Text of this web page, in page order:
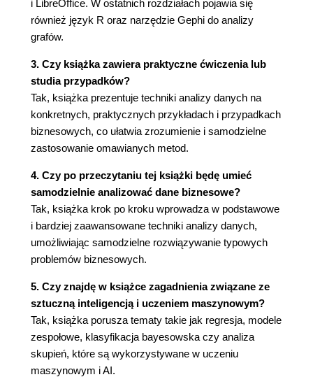
Początkowy zbiór danych 57
Określanie tego, co chcemy mierzyć 57
linii prostej 61
Odległość dla wszystkich! 64
Określanie położenia środków klastrów 66
Analiza uzyskanych wyników 68
Ustalanie najlepszej oferty dla danego klastra
69
Sylwetka podziału - dobry sposób na
określenie optymalnej liczby klastrów 74
A może potrzebujesz pięciu klastrów? 81
Dzielenie klientów na pięć klastrów za
pomocą narzędzia Solver 81
Ustalanie najlepszych ofert dla wszystkich
Określanie sylwetki podziału na pięć klastrów
85
Podział na grupy za pomocą algorytmu k-
medioidów i asymetryczny pomiar odległości 87
Podział na grupy za pomocą metody k-
medioidów 87
i LibreOffice. W ostatnich rozdziałach pojawia się
również język R oraz narzędzie Gephi do analizy
grafów.
3. Czy książka zawiera praktyczne ćwiczenia lub
studia przypadków?
Tak, książka prezentuje techniki analizy danych na
konkretnych, praktycznych przykładach i przypadkach
biznesowych, co ułatwia zrozumienie i samodzielne
zastosowanie omawianych metod.
4. Czy po przeczytaniu tej książki będę umieć
samodzielnie analizować dane biznesowe?
Tak, książka krok po kroku wprowadza w podstawowe
i bardziej zaawansowane techniki analizy danych,
umożliwiając samodzielne rozwiązywanie typowych
problemów biznesowych.
5. Czy znajdę w książce zagadnienia związane ze
sztuczną inteligencją i uczeniem maszynowym?
Tak, książka porusza tematy takie jak regresja, modele
zespołowe, klasyfikacja bayesowska czy analiza
skupień, które są wykorzystywane w uczeniu
maszynowym i AI.